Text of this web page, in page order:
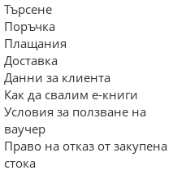
Търсене
Поръчка
Плащания
Доставка
Данни за клиента
Как да свалим е-книги
Условия за ползване на
ваучер
Право на отказ от закупена
стока